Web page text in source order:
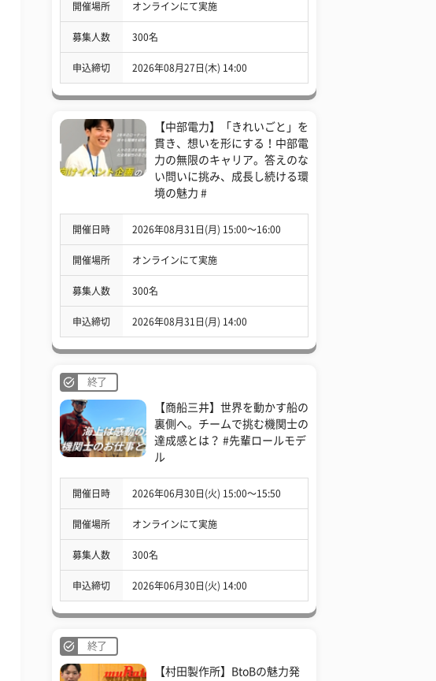
開催場所 オンラインにて実施
募集人数 300名
申込締切 2026年08月27日(木) 14:00
【中部電力】「きれいごと」を
貫き、想いを形にする！中部電
力の無限のキャリア。答えのな
い問いに挑み、成長し続ける環
境の魅力 #
開催日時 2026年08月31日(月) 15:00〜16:00
開催場所 オンラインにて実施
募集人数 300名
申込締切 2026年08月31日(月) 14:00
終了
【商船三井】世界を動かす船の
裏側へ。チームで挑む機関士の
達成感とは？ #先輩ロールモデ
ル
開催日時 2026年06月30日(火) 15:00〜15:50
開催場所 オンラインにて実施
募集人数 300名
申込締切 2026年06月30日(火) 14:00
終了
【村田製作所】BtoBの魅力発